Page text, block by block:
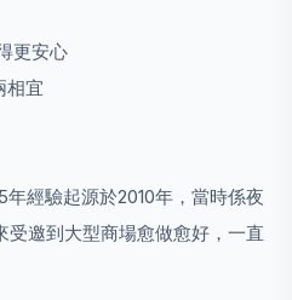
更安心
相宜
經驗起源於2010年，當時係夜
邀到大型商場愈做愈好，一直